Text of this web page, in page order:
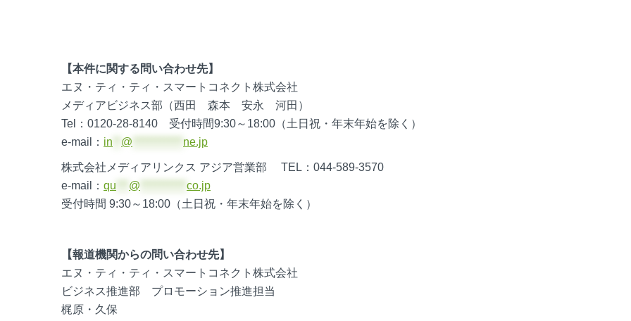
【本件に関する問い合わせ先】
エヌ・ティ・ティ・スマートコネクト株式会社
メディアビジネス部（西田 森本 安永 河田）
Tel：0120-28-8140 受付時間9:30～18:00（土日祝・年末年始を除く）
e-mail： in @ ne.jp
株式会社メディアリンクス アジア営業部 TEL：044-589-3570
e-mail： qu @
co.jp
受付時間 9:30～18:00（土日祝・年末年始を除く）
【報道機関からの問い合わせ先】
エヌ・ティ・ティ・スマートコネクト株式会社
ビジネス推進部 プロモーション推進担当
梶原・久保